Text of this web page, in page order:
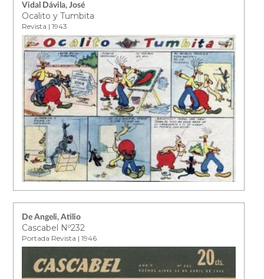
Vidal Dávila, José
Ocalito y Tumbita
Revista | 1943
De Angeli, Atilio
Cascabel Nº232
Portada Revista | 1946